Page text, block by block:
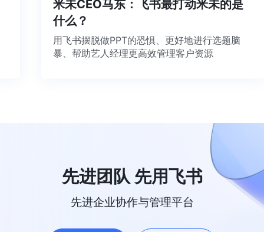
米未CEO马东：飞书最打动米未的是
什么？
用飞书摆脱做PPT的恐惧、更好地进行选题脑
暴、帮助艺人经理更高效管理客户资源
先进团队 先用飞书
先进企业协作与管理平台